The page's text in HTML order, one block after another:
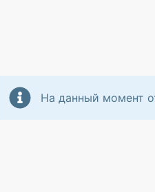
На данный момент